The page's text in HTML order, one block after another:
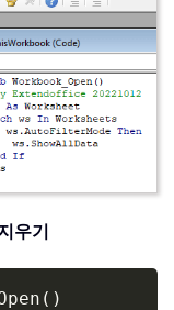
우기
( )